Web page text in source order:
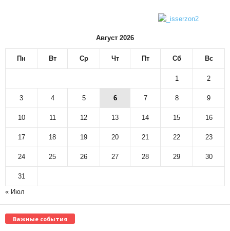
Август 2026
Пн Вт Ср Чт Пт Сб Вс
1 2
3 4 5 6 7 8 9
10 11 12 13 14 15 16
17 18 19 20 21 22 23
24 25 26 27 28 29 30
31
« Июл
Важные события